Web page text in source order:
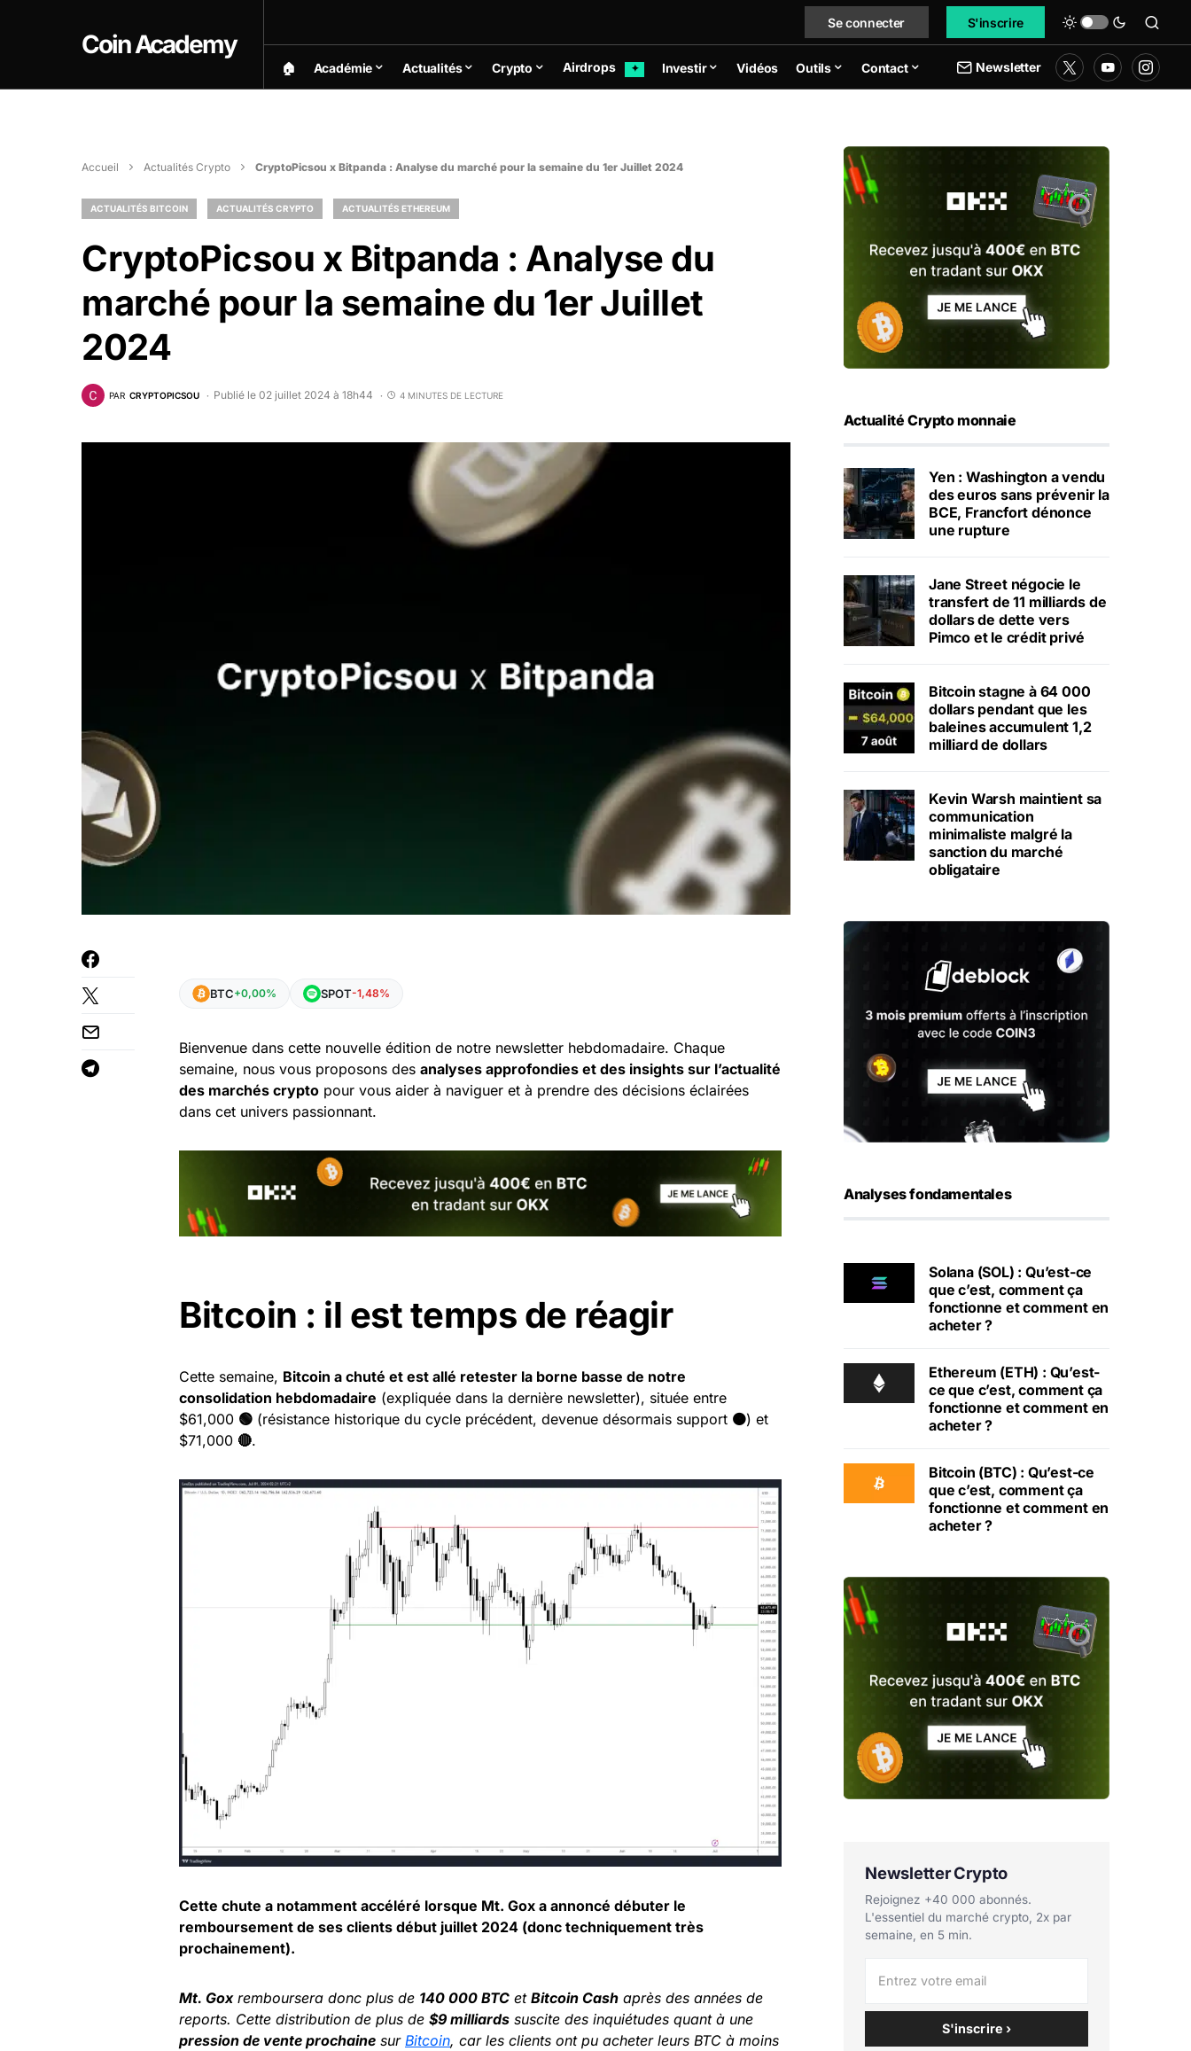
Coin Academy
Se connecter S'inscrire
🏠︎ Académie Actualités Crypto Airdrops ✦ Investir Vidéos Outils Contact Newsletter
Accueil Actualités Crypto CryptoPicsou x Bitpanda : Analyse du marché pour la semaine du 1er Juillet 2024
ACTUALITÉS BITCOIN ACTUALITÉS CRYPTO ACTUALITÉS ETHEREUM
CryptoPicsou x Bitpanda : Analyse du
marché pour la semaine du 1er Juillet
2024
PAR CRYPTOPICSOU Publié le 02 juillet 2024 à 18h44 4 MINUTES DE LECTURE
BTC+0,00% SPOT-1,48%
Bienvenue dans cette nouvelle édition de notre newsletter hebdomadaire. Chaque
semaine, nous vous proposons des analyses approfondies et des insights sur l’actualité
des marchés crypto pour vous aider à naviguer et à prendre des décisions éclairées
dans cet univers passionnant.
Bitcoin : il est temps de réagir
Cette semaine, Bitcoin a chuté et est allé retester la borne basse de notre
consolidation hebdomadaire (expliquée dans la dernière newsletter), située entre
$61,000 🟢 (résistance historique du cycle précédent, devenue désormais support 🟠) et
$71,000 🔴.
Cette chute a notamment accéléré lorsque Mt. Gox a annoncé débuter le
remboursement de ses clients début juillet 2024 (donc techniquement très
prochainement).
Mt. Goxremboursera donc plus de 140 000 BTC et Bitcoin Cash après des années de
reports. Cette distribution de plus de $9 milliards suscite des inquiétudes quant à une
pression de vente prochaine sur Bitcoin, car les clients ont pu acheter leurs BTC à moins
Actualité Crypto monnaie
Yen : Washington a vendu
des euros sans prévenir la
BCE, Francfort dénonce
une rupture
Jane Street négocie le
transfert de 11 milliards de
dollars de dette vers
Pimco et le crédit privé
Bitcoin stagne à 64 000
dollars pendant que les
baleines accumulent 1,2
milliard de dollars
Kevin Warsh maintient sa
communication
minimaliste malgré la
sanction du marché
obligataire
Analyses fondamentales
Solana (SOL) : Qu’est-ce
que c’est, comment ça
fonctionne et comment en
acheter ?
Ethereum (ETH) : Qu’est-
ce que c’est, comment ça
fonctionne et comment en
acheter ?
Bitcoin (BTC) : Qu’est-ce
que c’est, comment ça
fonctionne et comment en
acheter ?
Newsletter Crypto
Rejoignez +40 000 abonnés.
L'essentiel du marché crypto, 2x par
semaine, en 5 min.
S'inscrire ›